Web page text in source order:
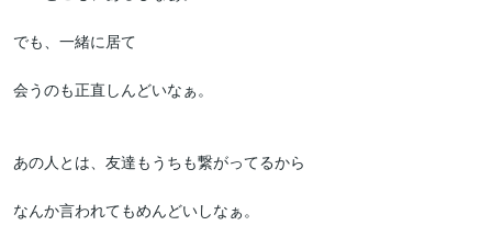
でも、一緒に居て
会うのも正直しんどいなぁ。
あの人とは、友達もうちも繋がってるから
なんか言われてもめんどいしなぁ。